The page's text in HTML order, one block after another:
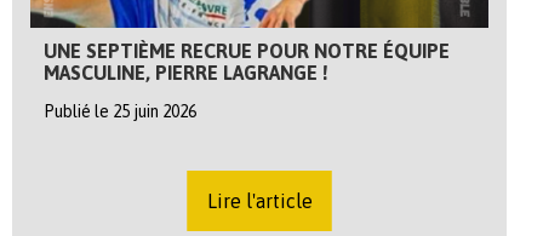
UNE SEPTIÈME RECRUE POUR NOTRE ÉQUIPE
MASCULINE, PIERRE LAGRANGE !
Publié le 25 juin 2026
Lire l'article